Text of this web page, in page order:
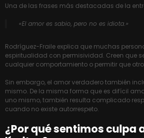
Una de las frases más destacadas de la
«El amor es sabio, pero no es idiota.»
Rodríguez-Fraile explica que muchas
espiritualidad con permisividad. Creen que
cualquier comportamiento o permitir que
Sin embargo, el amor verdadero también
mismo. De la misma forma que es difícil
uno mismo, también resulta complicado
cuando no existe autorrespeto.
¿Por qué sentimos culpa